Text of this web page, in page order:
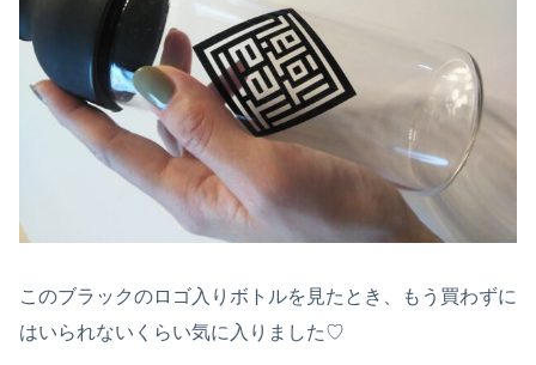
このブラックのロゴ入りボトルを見たとき、もう買わずに
はいられないくらい気に入りました♡